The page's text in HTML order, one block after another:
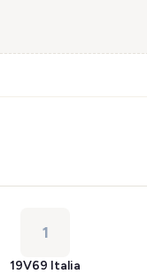
1
19V69 Italia